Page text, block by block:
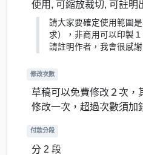
使用, 可縮放裁切, 可註明
請大家要確定使用範圍
求），非商用可以印製
修改次數
草稿可以免費修改２次，
修改一次，超過次數須加
付款分段
分 2 段